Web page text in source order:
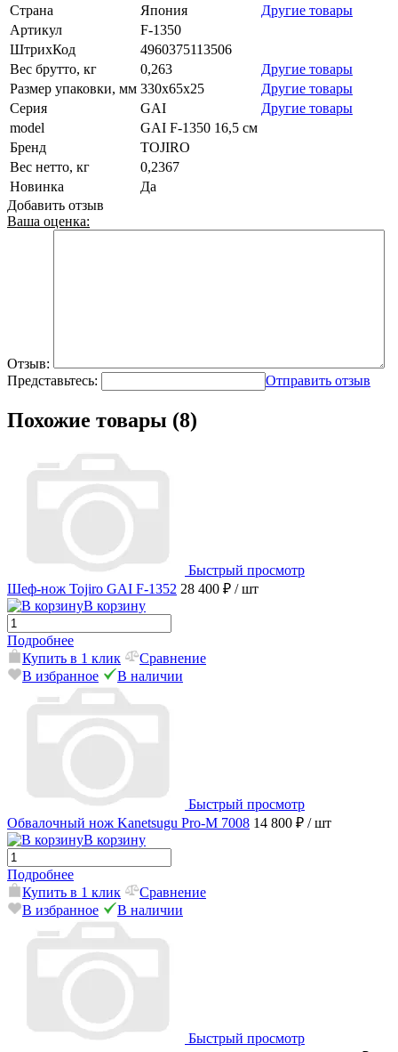
Страна
Япония
Другие товары
Артикул
F-1350
ШтрихКод
4960375113506
Вес брутто, кг
0,263
Другие товары
Размер упаковки, мм 330x65x25
Другие товары
Серия
GAI
Другие товары
model
GAI F-1350 16,5 см
Бренд
TOJIRO
Вес нетто, кг
0,2367
Новинка
Да
Добавить отзыв
Ваша оценка:
Отзыв:
Представьтесь:
Отправить отзыв
Похожие товары (8)
Быстрый просмотр
Шеф-нож Tojiro GAI F-1352 28 400 ₽ / шт
В корзину
Подробнее
Купить в 1 клик
Сравнение
В избранное
В наличии
Быстрый просмотр
Обвалочный нож Kanetsugu Pro-M 7008 14 800 ₽ / шт
В корзину
Подробнее
Купить в 1 клик
Сравнение
В избранное
В наличии
Быстрый просмотр